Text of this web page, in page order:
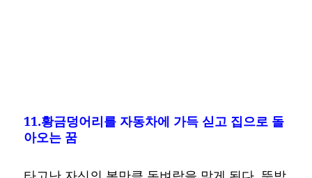
11.황금덩어리를 자동차에 가득 싣고 집으로 돌
아오는 꿈